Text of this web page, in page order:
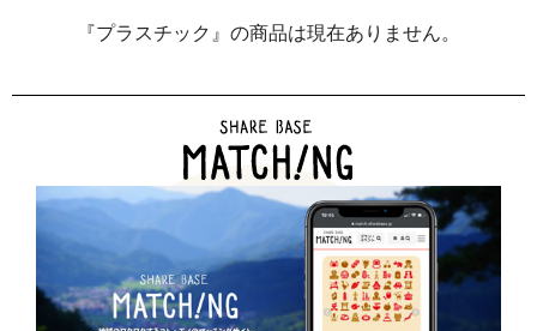
『プラスチック』の商品は現在ありません。